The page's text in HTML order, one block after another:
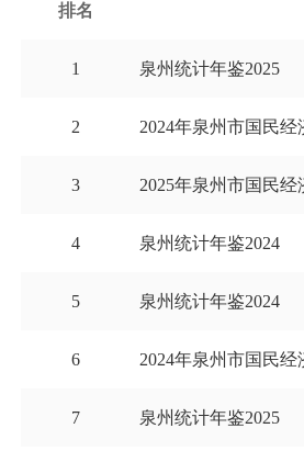
排名
1 泉州统计年鉴2025
2 2024年泉州市国民
3 2025年泉州市国民
4 泉州统计年鉴2024
5 泉州统计年鉴2024
6 2024年泉州市国民
7 泉州统计年鉴2025